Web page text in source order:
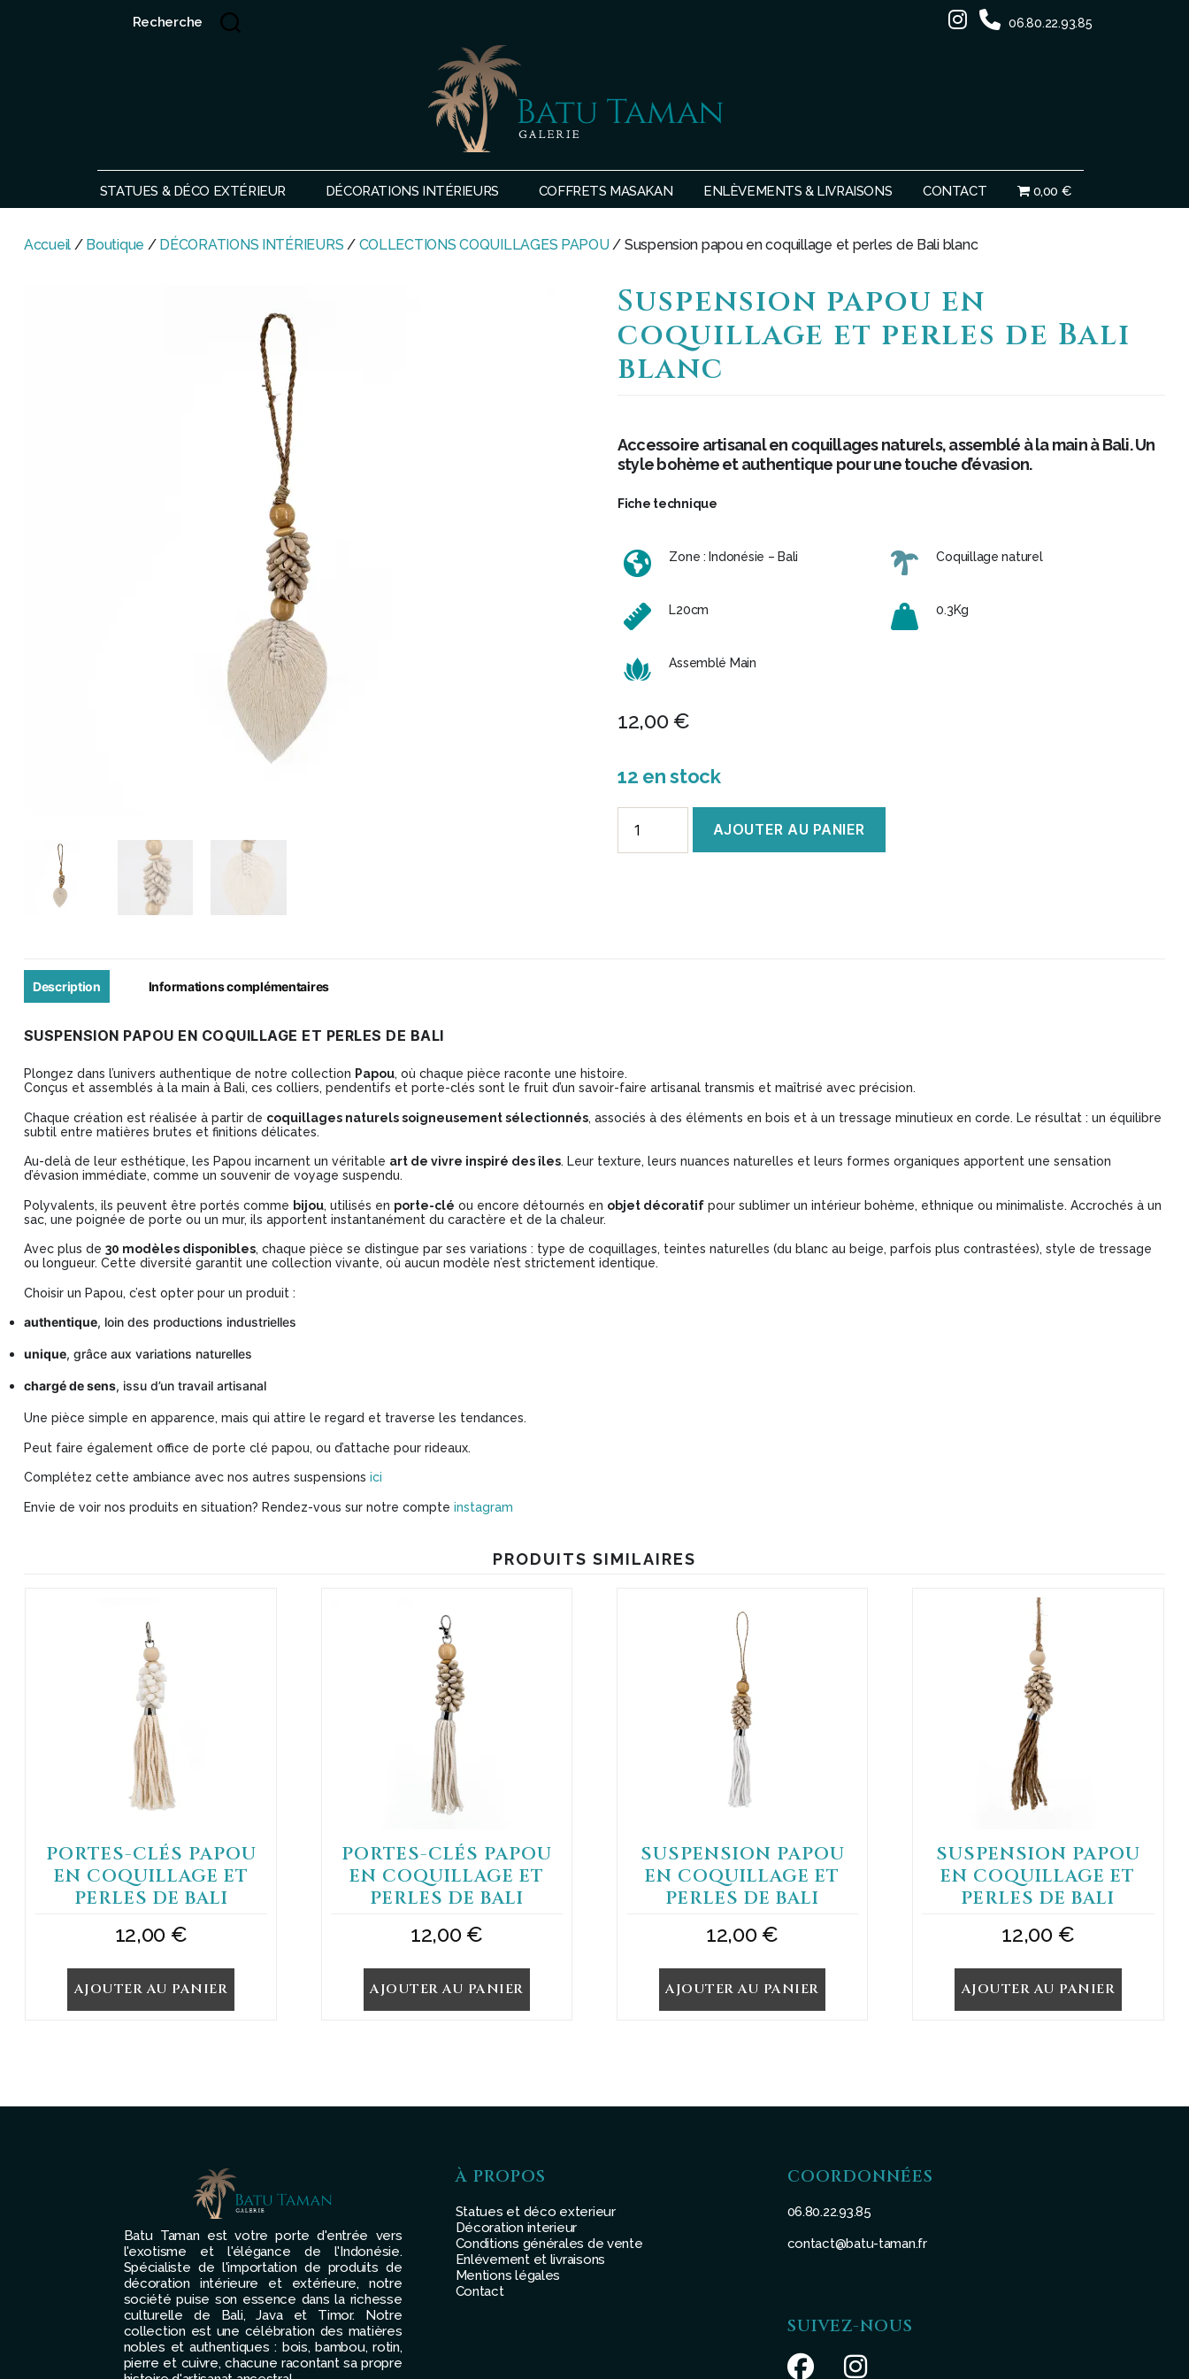
Showroom de Bali, décorations extérieurs et intérieurs
Recherche 06.80.22.93.85
BATU
TAMAN
STATUES & DÉCO EXTÉRIEUR DÉCORATIONS INTÉRIEURS COFFRETS MASAKAN ENLÈVEMENTS & LIVRAISONS CONTACT 0,00 €
Accueil / Boutique / DÉCORATIONS INTÉRIEURS / COLLECTIONS COQUILLAGES PAPOU/ Suspension papou en coquillage et perles de Bali blanc
Suspension papou en
coquillage et perles de Bali
blanc
Accessoire artisanal en coquillages naturels, assemblé à la main à Bali. Un
style bohème et authentique pour une touche d’évasion.
Fiche technique
Zone : Indonésie – Bali
L20cm
Assemblé Main
Coquillage naturel
0.3Kg
12,00€
12 en stock
blanc
AJOUTER AU PANIER
Description Informations complémentaires
SUSPENSION PAPOU EN COQUILLAGE ET PERLES DE BALI
Plongez dans l’univers authentique de notre collection Papou, où chaque pièce raconte une histoire.
Conçus et assemblés à la main à Bali, ces colliers, pendentifs et porte-clés sont le fruit d’un savoir-faire artisanal transmis et maîtrisé avec précision.
Chaque création est réalisée à partir de coquillages naturels soigneusement sélectionnés, associés à des éléments en bois et à un tressage minutieux en corde. Le résultat : un équilibre
subtil entre matières brutes et finitions délicates.
Au-delà de leur esthétique, les Papou incarnent un véritable art de vivre inspiré des îles. Leur texture, leurs nuances naturelles et leurs formes organiques apportent une sensation
d’évasion immédiate, comme un souvenir de voyage suspendu.
Polyvalents, ils peuvent être portés comme bijou, utilisés en porte-clé ou encore détournés en objet décoratifpour sublimer un intérieur bohème, ethnique ou minimaliste. Accrochés à un
sac, une poignée de porte ou un mur, ils apportent instantanément du caractère et de la chaleur.
Avec plus de 30 modèles disponibles, chaque pièce se distingue par ses variations : type de coquillages, teintes naturelles (du blanc au beige, parfois plus contrastées), style de tressage
ou longueur. Cette diversité garantit une collection vivante, où aucun modèle n’est strictement identique.
Choisir un Papou, c’est opter pour un produit :
authentique, loin des productions industrielles
unique, grâce aux variations naturelles
chargé de sens, issu d’un travail artisanal
Une pièce simple en apparence, mais qui attire le regard et traverse les tendances.
Peut faire également office de porte clé papou, ou d’attache pour rideaux.
Complétez cette ambiance avec nos autres suspensions ici
Envie de voir nos produits en situation? Rendez-vous sur notre compte instagram
PRODUITS SIMILAIRES
PORTES-CLÉS PAPOU
EN COQUILLAGE ET
PERLES DE BALI
12,00 €
AJOUTER AU PANIER
PORTES-CLÉS PAPOU
EN COQUILLAGE ET
PERLES DE BALI
12,00€
AJOUTER AU PANIER
SUSPENSION PAPOU
EN COQUILLAGE ET
PERLES DE BALI
12,00€
AJOUTER AU PANIER
SUSPENSION PAPOU
EN COQUILLAGE ET
PERLES DE BALI
12,00 €
AJOUTER AU PANIER
Batu Taman est votre porte d'entrée vers
l'exotisme et l'élégance de l'Indonésie.
Spécialiste de l'importation de produits de
décoration intérieure et extérieure, notre
société puise son essence dans la richesse
culturelle de Bali, Java et Timor. Notre
collection est une célébration des matières
nobles et authentiques : bois, bambou, rotin,
pierre et cuivre, chacune racontant sa propre
À PROPOS
Statues et déco exterieur
Décoration interieur
Conditions générales de vente
Enlévement et livraisons
Mentions légales
Contact
COORDONNÉES
06.80.22.93.85
contact@batu-taman.fr
SUIVEZ-NOUS